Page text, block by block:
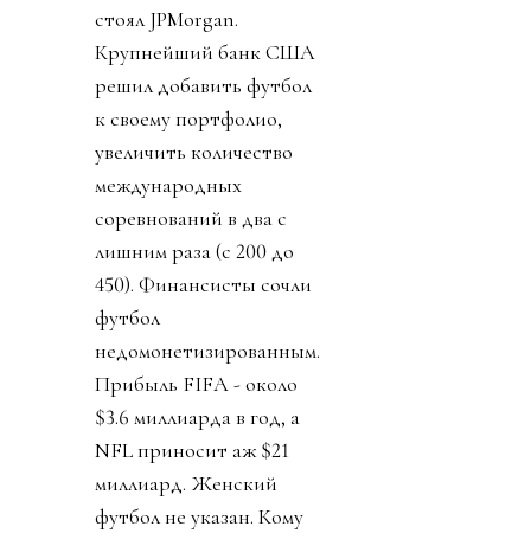
стоял JPMorgan.
Крупнейший банк США
решил добавить футбол
к своему портфолио,
увеличить количество
международных
соревнований в два с
лишним раза (с 200 до
450). Финансисты сочли
футбол
недомонетизированным.
Прибыль FIFA - около
$3.6 миллиарда в год, а
NFL приносит аж $21
миллиард. Женский
футбол не указан. Кому